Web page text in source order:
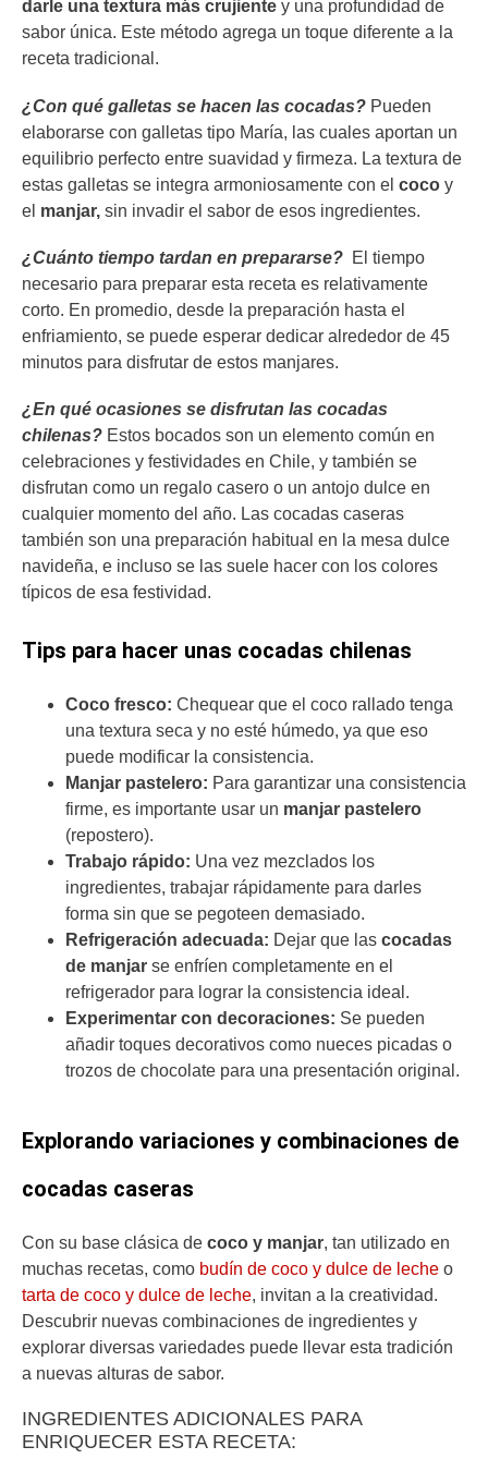
darle una textura más crujiente y una profundidad de
sabor única. Este método agrega un toque diferente a la
receta tradicional.
¿Con qué galletas se hacen las cocadas? Pueden
elaborarse con galletas tipo María, las cuales aportan un
equilibrio perfecto entre suavidad y firmeza. La textura de
estas galletas se integra armoniosamente con el coco y
el manjar, sin invadir el sabor de esos ingredientes.
¿Cuánto tiempo tardan en prepararse? El tiempo
necesario para preparar esta receta es relativamente
corto. En promedio, desde la preparación hasta el
enfriamiento, se puede esperar dedicar alrededor de 45
minutos para disfrutar de estos manjares.
¿En qué ocasiones se disfrutan las cocadas
chilenas? Estos bocados son un elemento común en
celebraciones y festividades en Chile, y también se
disfrutan como un regalo casero o un antojo dulce en
cualquier momento del año. Las cocadas caseras
también son una preparación habitual en la mesa dulce
navideña, e incluso se las suele hacer con los colores
típicos de esa festividad.
Tips para hacer unas cocadas chilenas
Coco fresco: Chequear que el coco rallado tenga
una textura seca y no esté húmedo, ya que eso
puede modificar la consistencia.
Manjar pastelero: Para garantizar una consistencia
firme, es importante usar un manjar pastelero
(repostero).
Trabajo rápido: Una vez mezclados los
ingredientes, trabajar rápidamente para darles
forma sin que se pegoteen demasiado.
Refrigeración adecuada: Dejar que las cocadas
de manjar se enfríen completamente en el
refrigerador para lograr la consistencia ideal.
Experimentar con decoraciones: Se pueden
añadir toques decorativos como nueces picadas o
trozos de chocolate para una presentación original.
Explorando variaciones y combinaciones de
cocadas caseras
Con su base clásica de coco y manjar, tan utilizado en
muchas recetas, como budín de coco y dulce de leche o
tarta de coco y dulce de leche, invitan a la creatividad.
Descubrir nuevas combinaciones de ingredientes y
explorar diversas variedades puede llevar esta tradición
a nuevas alturas de sabor.
INGREDIENTES ADICIONALES PARA
ENRIQUECER ESTA RECETA: